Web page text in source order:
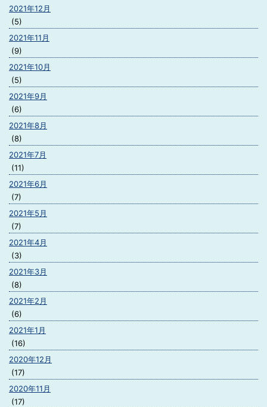
2021年12月
(5)
2021年11月
(9)
2021年10月
(5)
2021年9月
(6)
2021年8月
(8)
2021年7月
(11)
2021年6月
(7)
2021年5月
(7)
2021年4月
(3)
2021年3月
(8)
2021年2月
(6)
2021年1月
(16)
2020年12月
(17)
2020年11月
(17)